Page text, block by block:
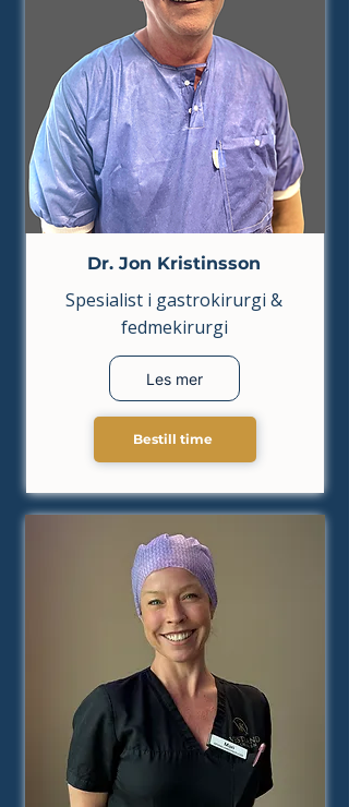
Dr. Jon Kristinsson
Spesialist i gastrokirurgi &
fedmekirurgi
Les mer
Bestill time